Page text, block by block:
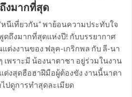
งมากที่สุด
หนีเที่ยวกัน” พาย้อนความประทับใจ
ดถึงมากที่สุดแห่งปี! กับบรรยากาศ
ต่งงานของ ฟลุค-เกริกพล กับ ลี-นา
เพราะมี น้องนาตาชา อยู่ร่วมในงาน
ต่งสุดฮือฮาฝีมือผู้ต้องขัง งานนี้นาตา
ปดูการทำสุดละเมียด